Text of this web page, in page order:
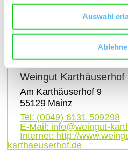
Auswahl
Weingut Karthäuserhof
Am Karthäuserhof 9
55129 Mainz
Tel: (0049) 6131 509298
E-Mail: info@weingut-
Internet: http://
karthaeuserhof.de